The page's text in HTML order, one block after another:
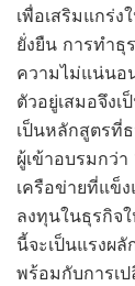
เพื่อเสริมแกร่
ยั่งยืน การทำธุ
ความไม่แน่นอ
ตัวอยู่เสมอจึงเ
เป็นหลักสูตรที่
ผู้เข้าอบรมกว่
เครือข่ายที่แข็
ลงทุนในธุรกิจ
นี้จะเป็นแรงผ
พร้อมกับการเ